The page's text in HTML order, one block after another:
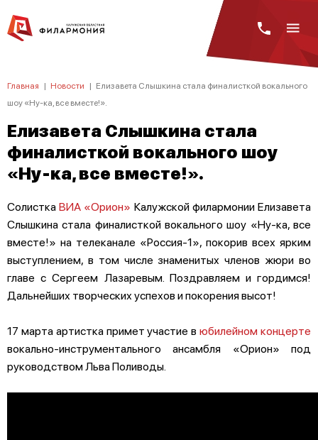
Главная | Новости | Елизавета Слышкина стала финалисткой вокального
шоу «Ну-ка, все вместе!».
Елизавета Слышкина стала
финалисткой вокального шоу
«Ну-ка, все вместе!».
СолисткаВИА «Орион» Калужской филармонии Елизавета
Слышкина стала финалисткой вокального шоу «Ну-ка, все
вместе!» на телеканале «Россия-1», покорив всех ярким
выступлением, в том числе знаменитых членов жюри во
главе с Сергеем Лазаревым. Поздравляем и гордимся!
Дальнейших творческих успехов и покорения высот!
17 марта артистка примет участие вюбилейном концерте
вокально-инструментального ансамбля «Орион» под
руководством Льва Поливоды.